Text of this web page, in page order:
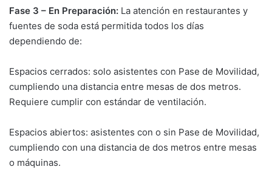
Fase 3 – En Preparación: La atención en restaurantes y
fuentes de soda está permitida todos los días
dependiendo de:
Espacios cerrados: solo asistentes con Pase de Movilidad,
cumpliendo una distancia entre mesas de dos metros.
Requiere cumplir con estándar de ventilación.
Espacios abiertos: asistentes con o sin Pase de Movilidad,
cumpliendo con una distancia de dos metros entre mesas
o máquinas.